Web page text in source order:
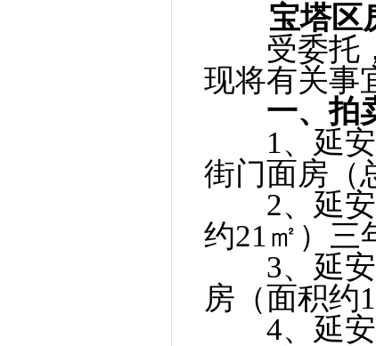
宝塔区
受委托，
现将有关事
一、拍
1、延安
街门面房（
2、延安
约21㎡）三
3、延安
房（面积约
4、延安